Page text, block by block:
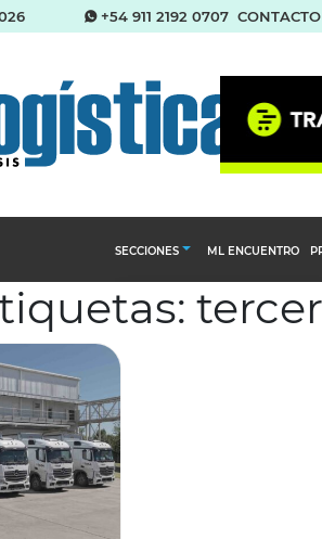
+54 911 2192 0707 CONTACTO
SECCIONES
Abastecimiento y compras
ML ENCUENTRO